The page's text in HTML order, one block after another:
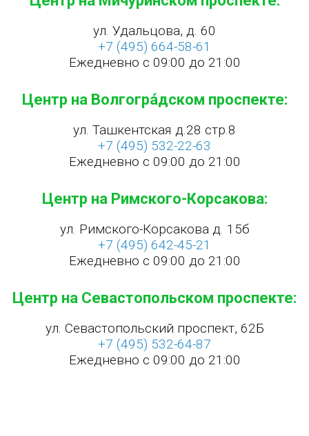
ул. Удальцова, д. 60
+7 (495) 664-58-61
Ежедневно с 09:00 до 21:00
Центр на Волгогра́дском проспекте:
ул. Ташкентская д.28 стр.8
+7 (495) 532-22-63
Ежедневно с 09:00 до 21:00
Центр на Римского-Корсакова:
ул. Римского-Корсакова д. 15б
+7 (495) 642-45-21
Ежедневно с 09:00 до 21:00
Центр на Севастопольском проспекте:
ул. Севастопольский проспект, 62Б
+7 (495) 532-64-87
Ежедневно с 09:00 до 21:00